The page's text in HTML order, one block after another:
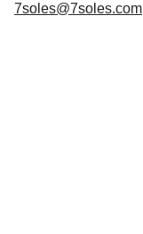
7soles@7soles.com